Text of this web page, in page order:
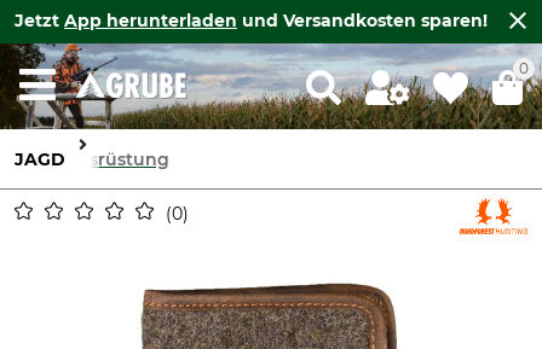
Jetzt App herunterladen und Versandkosten sparen!
0
JAGD Ausrüstung
0